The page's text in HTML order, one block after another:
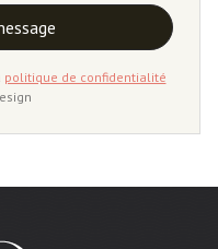
politique de confidentialité